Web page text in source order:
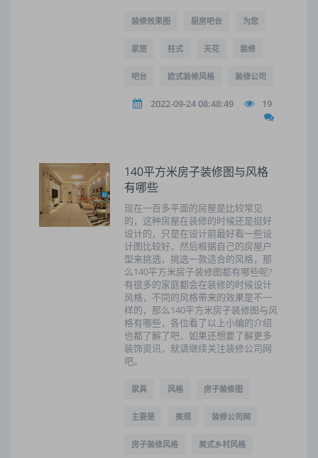
装修效果图 厨房吧台 为您
家居 柱式 天花 装修
吧台 欧式装修风格 装修公司
2022-09-24 08:48:49 19
140平方米房子装修图与风格
有哪些
现在一百多平面的房屋是比较常见
的，这种房屋在装修的时候还是挺好
设计的，只是在设计前最好看一些设
计图比较好，然后根据自己的房屋户
型来挑选，挑选一款适合的风格，那
么140平方米房子装修图都有哪些呢?
有很多的家庭都会在装修的时候设计
风格，不同的风格带来的效果是不一
样的，那么140平方米房子装修图与风
格有哪些，各位看了以上小编的介绍
也都了解了吧，如果还想要了解更多
装饰资讯，就请继续关注装修公司网
吧。
家具 风格 房子装修图
主要是 美观 装修公司网
房子装修风格 美式乡村风格